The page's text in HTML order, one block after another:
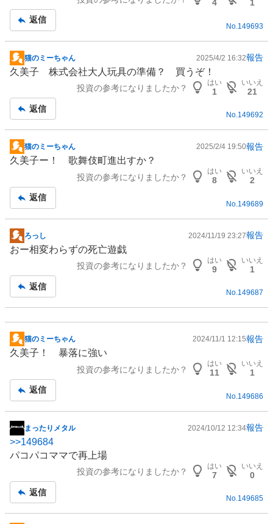
4
1
返信
No.149693
掲
示
事
猫のミーちゃん 2025/4/2 16:32報告
久美子 株式会社大人玩具の準備？ 買うぞ！
投資の参考になりましたか？
はい
1
いいえ
21
返信
No.149692
掲
示
事
猫のミーちゃん 2025/2/4 19:50報告
久美子ー！ 歌舞伎町進出すか？
投資の参考になりましたか？
はい
8
いいえ
2
返信
No.149689
掲
示
事
ろっし 2024/11/19 23:27報告
おー相変わらずの死亡遊戯
投資の参考になりましたか？
はい
9
いいえ
1
返信
No.149687
掲
示
事
猫のミーちゃん 2024/11/1 12:15報告
久美子！ 暴落に強い
投資の参考になりましたか？
はい
11
いいえ
1
返信
No.149686
掲
示
板
まったりメタル 2024/10/12 12:34報告
>>149684
パコパコママで再上場
投資の参考になりましたか？
はい
7
いいえ
0
返信
No.149685